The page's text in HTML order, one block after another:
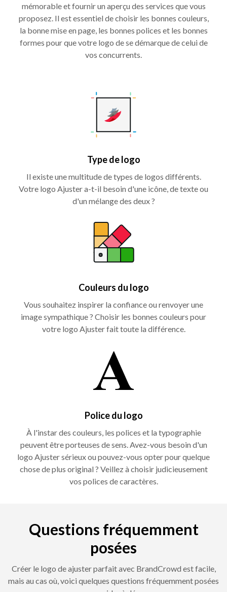
mémorable et fournir un aperçu des services que vous
proposez. Il est essentiel de choisir les bonnes couleurs,
la bonne mise en page, les bonnes polices et les bonnes
formes pour que votre logo de se démarque de celui de
vos concurrents.
Type de logo
Il existe une multitude de types de logos différents.
Votre logo Ajuster a-t-il besoin d'une icône, de texte ou
d'un mélange des deux ?
Couleurs du logo
Vous souhaitez inspirer la confiance ou renvoyer une
image sympathique ? Choisir les bonnes couleurs pour
votre logo Ajuster fait toute la différence.
Police du logo
À l'instar des couleurs, les polices et la typographie
peuvent être porteuses de sens. Avez-vous besoin d'un
logo Ajuster sérieux ou pouvez-vous opter pour quelque
chose de plus original ? Veillez à choisir judicieusement
vos polices de caractères.
Questions fréquemment
posées
Créer le logo de ajuster parfait avec BrandCrowd est facile,
mais au cas où, voici quelques questions fréquemment posées